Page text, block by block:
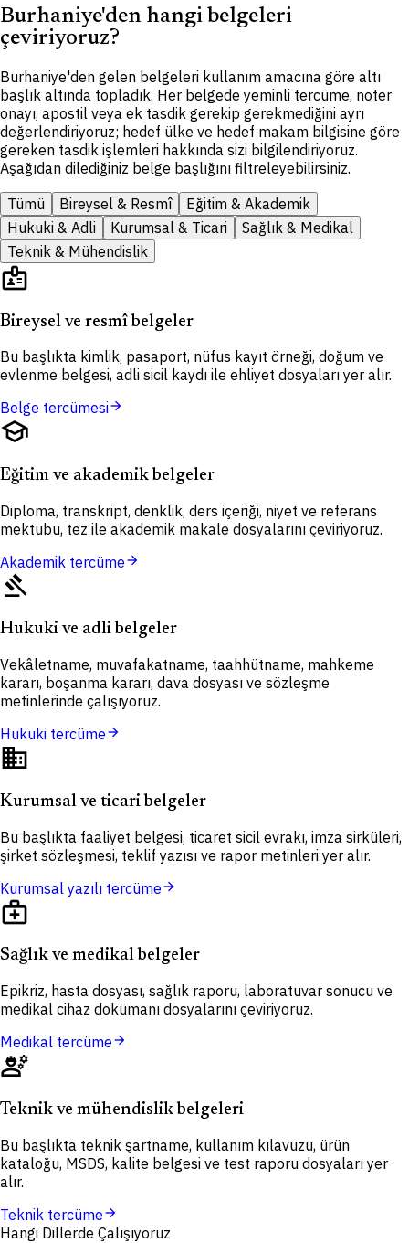
Burhaniye'den hangi belgeleri
çeviriyoruz?
Burhaniye'den gelen belgeleri kullanım amacına göre altı
başlık altında topladık. Her belgede yeminli tercüme, noter
onayı, apostil veya ek tasdik gerekip gerekmediğini ayrı
değerlendiriyoruz; hedef ülke ve hedef makam bilgisine göre
gereken tasdik işlemleri hakkında sizi bilgilendiriyoruz.
Aşağıdan dilediğiniz belge başlığını filtreleyebilirsiniz.
Tümü
Bireysel & Resmî
Eğitim & Akademik
Hukuki & Adli
Kurumsal & Ticari
Sağlık & Medikal
Teknik & Mühendislik
badge
Bireysel ve resmî belgeler
Bu başlıkta kimlik, pasaport, nüfus kayıt örneği, doğum ve
evlenme belgesi, adli sicil kaydı ile ehliyet dosyaları yer alır.
Belge tercümesiarrow_forward
school
Eğitim ve akademik belgeler
Diploma, transkript, denklik, ders içeriği, niyet ve referans
mektubu, tez ile akademik makale dosyalarını çeviriyoruz.
Akademik tercümearrow_forward
gavel
Hukuki ve adli belgeler
Vekâletname, muvafakatname, taahhütname, mahkeme
kararı, boşanma kararı, dava dosyası ve sözleşme
metinlerinde çalışıyoruz.
Hukuki tercümearrow_forward
domain
Kurumsal ve ticari belgeler
Bu başlıkta faaliyet belgesi, ticaret sicil evrakı, imza sirküleri,
şirket sözleşmesi, teklif yazısı ve rapor metinleri yer alır.
Kurumsal yazılı tercümearrow_forward
medical_services
Sağlık ve medikal belgeler
Epikriz, hasta dosyası, sağlık raporu, laboratuvar sonucu ve
medikal cihaz dokümanı dosyalarını çeviriyoruz.
Medikal tercümearrow_forward
engineering
Teknik ve mühendislik belgeleri
Bu başlıkta teknik şartname, kullanım kılavuzu, ürün
kataloğu, MSDS, kalite belgesi ve test raporu dosyaları yer
alır.
Teknik tercümearrow_forward
Hangi Dillerde Çalışıyoruz